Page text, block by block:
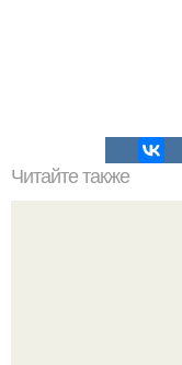
Читайте также